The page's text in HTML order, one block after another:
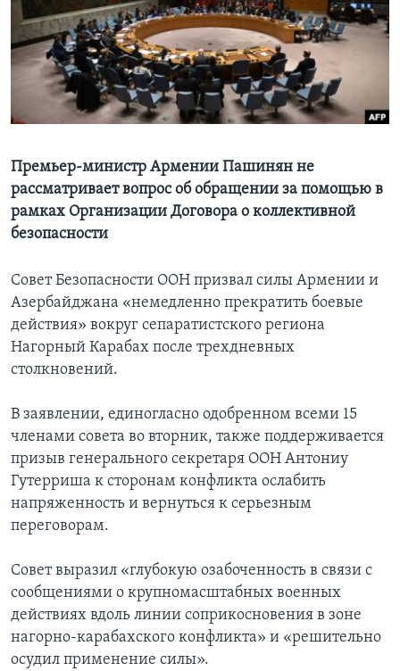
Learning English
СОЦИАЛЬНЫЕ СЕТИ
Языки
Премьер-министр Армении Пашинян не
рассматривает вопрос об обращении за помощью в
рамках Организации Договора о коллективной
безопасности
Совет Безопасности ООН призвал силы Армении и
Азербайджана «немедленно прекратить боевые
действия» вокруг сепаратистского региона
Нагорный Карабах после трехдневных
столкновений.
В заявлении, единогласно одобренном всеми 15
членами совета во вторник, также поддерживается
призыв генерального секретаря ООН Антониу
Гутерриша к сторонам конфликта ослабить
напряженность и вернуться к серьезным
переговорам.
Совет выразил «глубокую озабоченность в связи с
сообщениями о крупномасштабных военных
действиях вдоль линии соприкосновения в зоне
нагорно-карабахского конфликта» и «решительно
осудил применение силы».